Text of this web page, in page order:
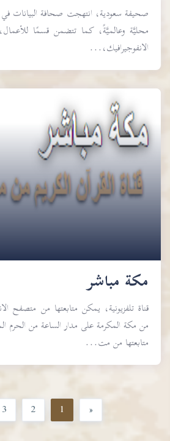
صحيفة سعودية، انتهجت صحافة البيانات في
محليَّة وعالميَّةً، كما تتضمن قسمًا
الانفوجيرافيك،...
مكة مباشر
قناة تلفزيونية، يمكن متابعتها من متصفح
من مكة المكرمة على مدار الساعة من الحرم
متابعتها من مت...
«
1
2
3